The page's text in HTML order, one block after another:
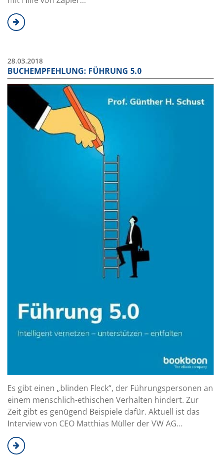
28.03.2018
BUCHEMPFEHLUNG: FÜHRUNG 5.0
Es gibt einen „blinden Fleck“, der Führungspersonen an
einem menschlich-ethischen Verhalten hindert. Zur
Zeit gibt es genügend Beispiele dafür. Aktuell ist das
Interview von CEO Matthias Müller der VW AG…